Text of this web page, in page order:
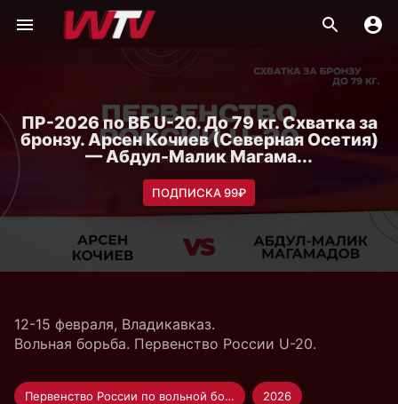
ПР-2026 по ВБ U-20. До 79 кг. Схватка за
бронзу. Арсен Кочиев (Северная Осетия)
— Абдул-Малик Магама...
ПОДПИСКА 99₽
12-15 февраля, Владикавказ.
Вольная борьба. Первенство России U-20.
Первенство России по вольной борьбе U-20 2026